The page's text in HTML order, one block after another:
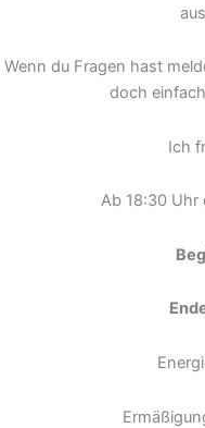
Wenn du Fragen hast
doch
Ich
Ab 18:30 Uhr